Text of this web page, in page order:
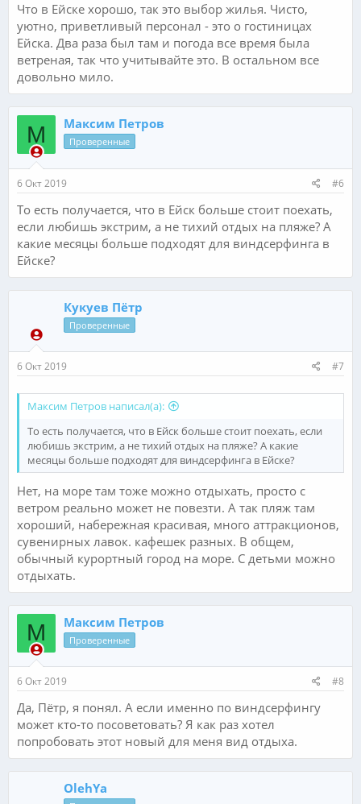
Что в Ейске хорошо, так это выбор жилья. Чисто,
уютно, приветливый персонал - это о гостиницах
Ейска. Два раза был там и погода все время была
ветреная, так что учитывайте это. В остальном все
довольно мило.
М Максим Петров
Проверенные
6 Окт 2019 #6
То есть получается, что в Ейск больше стоит поехать,
если любишь экстрим, а не тихий отдых на пляже? А
какие месяцы больше подходят для виндсерфинга в
Ейске?
Кукуев Пётр
Проверенные
6 Окт 2019 #7
Максим Петров написал(а):
То есть получается, что в Ейск больше стоит поехать, если
любишь экстрим, а не тихий отдых на пляже? А какие
месяцы больше подходят для виндсерфинга в Ейске?
Нет, на море там тоже можно отдыхать, просто с
ветром реально может не повезти. А так пляж там
хороший, набережная красивая, много аттракционов,
сувенирных лавок. кафешек разных. В общем,
обычный курортный город на море. С детьми можно
отдыхать.
М Максим Петров
Проверенные
6 Окт 2019 #8
Да, Пётр, я понял. А если именно по виндсерфингу
может кто-то посоветовать? Я как раз хотел
попробовать этот новый для меня вид отдыха.
OlehYa